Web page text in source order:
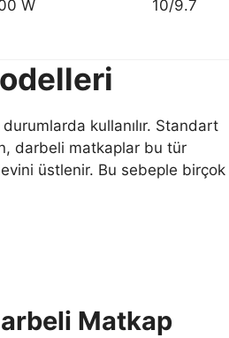
W 10/9.7
kullanılır. Standart
darbeli matkaplar bu tür
üstlenir. Bu sebeple birçok
Matkap